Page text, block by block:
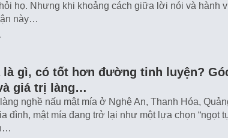
họ. Nhưng khi khoảng cách giữa lời nói và hành
này…
là gì, có tốt hơn đường tinh luyện?
giá trị làng…
nghề nấu mật mía ở Nghệ An, Thanh Hóa,
đình, mật mía đang trở lại như một lựa chọn “ngọt